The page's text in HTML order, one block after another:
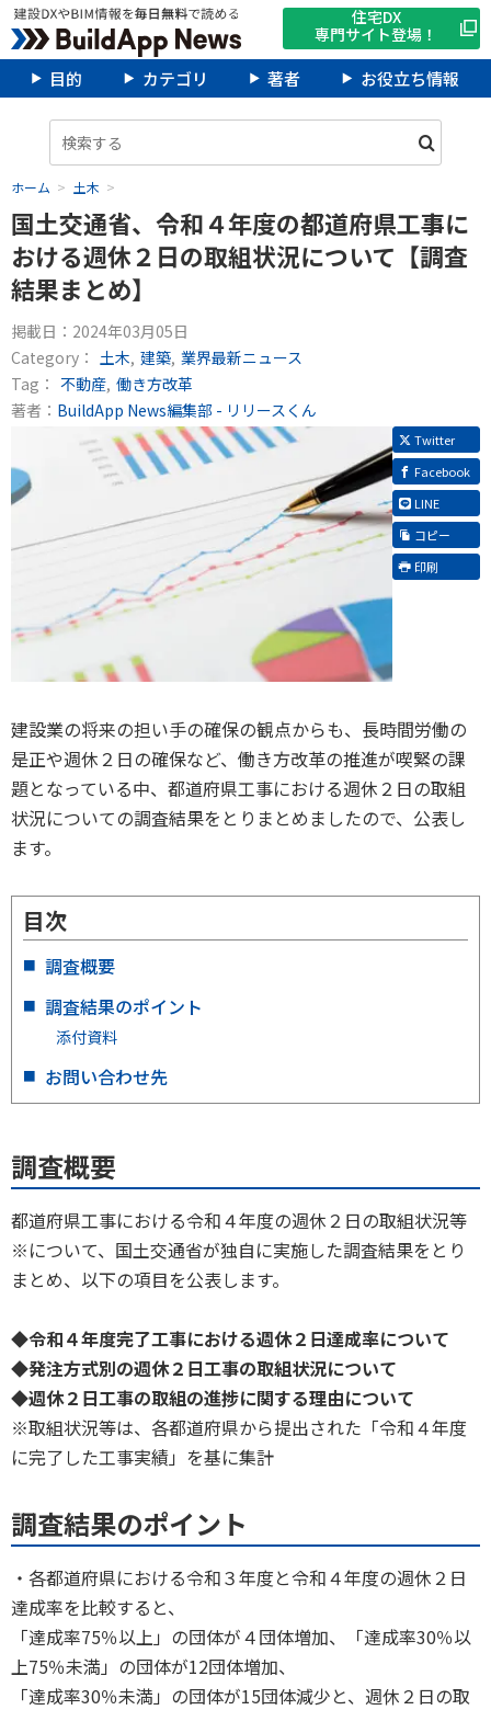
住宅DX
専門サイト登場！
目的 カテゴリ 著者 お役立ち情報
ホーム 土木
国土交通省、令和４年度の都道府県工事に
おける週休２日の取組状況について【調査
結果まとめ】
掲載日： 2024年03月05日
Category： 土木 建築 業界最新ニュース
Tag： 不動産 働き方改革
著者： BuildApp News編集部 - リリースくん
Twitter
Facebook
LINE
コピー
印刷
建設業の将来の担い手の確保の観点からも、長時間労働の
是正や週休２日の確保など、働き方改革の推進が喫緊の課
題となっている中、都道府県工事における週休２日の取組
状況についての調査結果をとりまとめましたので、公表し
ます。
目次
調査概要
調査結果のポイント
添付資料
お問い合わせ先
調査概要
都道府県工事における令和４年度の週休２日の取組状況等
※について、国土交通省が独自に実施した調査結果をとり
まとめ、以下の項目を公表します。
◆令和４年度完了工事における週休２日達成率について
◆発注方式別の週休２日工事の取組状況について
◆週休２日工事の取組の進捗に関する理由について
※取組状況等は、各都道府県から提出された「令和４年度
に完了した工事実績」を基に集計
調査結果のポイント
・各都道府県における令和３年度と令和４年度の週休２日
達成率を比較すると、
「達成率75％以上」の団体が４団体増加、「達成率30％以
上75％未満」の団体が12団体増加、
「達成率30％未満」の団体が15団体減少と、週休２日の取